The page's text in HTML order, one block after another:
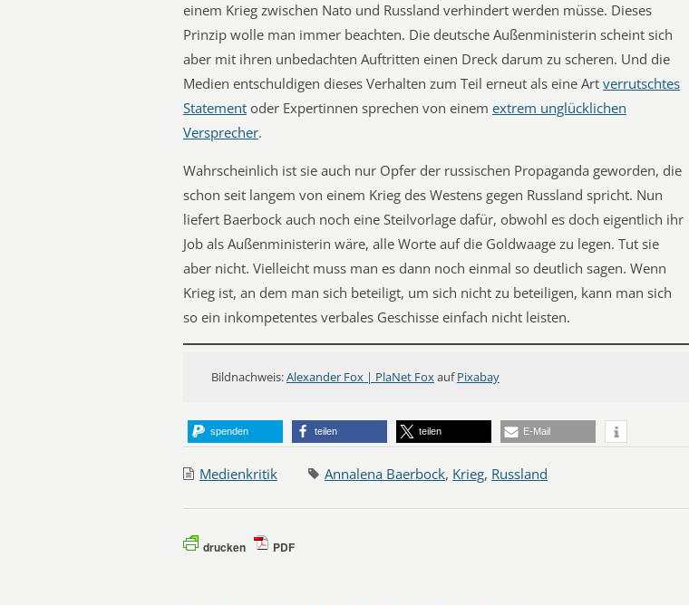
einem Krieg zwischen Nato und Russland verhindert werden müsse. Dieses
Prinzip wolle man immer beachten. Die deutsche Außenministerin scheint sich
aber mit ihren unbedachten Auftritten einen Dreck darum zu scheren. Und die
Medien entschuldigen dieses Verhalten zum Teil erneut als eine Art verrutschtes
Statement oder Expertinnen sprechen von einem extrem unglücklichen
Versprecher.
Wahrscheinlich ist sie auch nur Opfer der russischen Propaganda geworden, die
schon seit langem von einem Krieg des Westens gegen Russland spricht. Nun
liefert Baerbock auch noch eine Steilvorlage dafür, obwohl es doch eigentlich ihr
Job als Außenministerin wäre, alle Worte auf die Goldwaage zu legen. Tut sie
aber nicht. Vielleicht muss man es dann noch einmal so deutlich sagen. Wenn
Krieg ist, an dem man sich beteiligt, um sich nicht zu beteiligen, kann man sich
so ein inkompetentes verbales Geschisse einfach nicht leisten.
Bildnachweis:Alexander Fox | PlaNet FoxaufPixabay
spenden teilen teilen E-Mail
Medienkritik Annalena Baerbock, Krieg, Russland
drucken PDF